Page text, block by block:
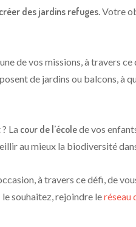
des jardins refuges. Votre
de vos missions, à travers ce
de jardins ou balcons, à
La cour de l’écolede vos
au mieux la biodiversité
à travers ce défi, de
le souhaitez, rejoindre leréseau